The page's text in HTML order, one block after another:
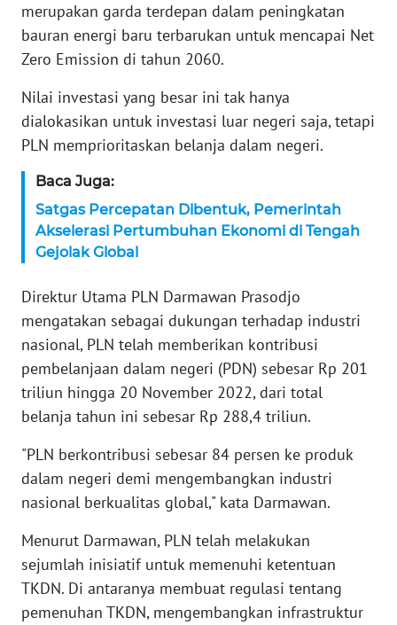
merupakan garda terdepan dalam peningkatan
bauran energi baru terbarukan untuk mencapai Net
Zero Emission di tahun 2060.
Nilai investasi yang besar ini tak hanya
dialokasikan untuk investasi luar negeri saja, tetapi
PLN memprioritaskan belanja dalam negeri.
Baca Juga:
Satgas Percepatan Dibentuk, Pemerintah
Akselerasi Pertumbuhan Ekonomi di Tengah
Gejolak Global
Direktur Utama PLN Darmawan Prasodjo
mengatakan sebagai dukungan terhadap industri
nasional, PLN telah memberikan kontribusi
pembelanjaan dalam negeri (PDN) sebesar Rp 201
triliun hingga 20 November 2022, dari total
belanja tahun ini sebesar Rp 288,4 triliun.
"PLN berkontribusi sebesar 84 persen ke produk
dalam negeri demi mengembangkan industri
nasional berkualitas global," kata Darmawan.
Menurut Darmawan, PLN telah melakukan
sejumlah inisiatif untuk memenuhi ketentuan
TKDN. Di antaranya membuat regulasi tentang
pemenuhan TKDN, mengembangkan infrastruktur
WN
WN
KEPRI
PAPUA
WN
PAPUA
BARAT
RIAU
WN
SERAMBI
JAMBI
WN
WN
NTB